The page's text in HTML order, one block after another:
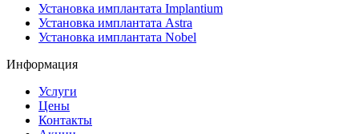
Установка имплантата Implantium
Установка имплантата Astra
Установка имплантата Nobel
Информация
Услуги
Цены
Контакты